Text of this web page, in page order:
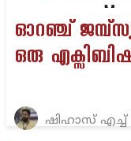
ഓറഞ്ച്
ഒരു
ഷിഹാസ് എച്ച്